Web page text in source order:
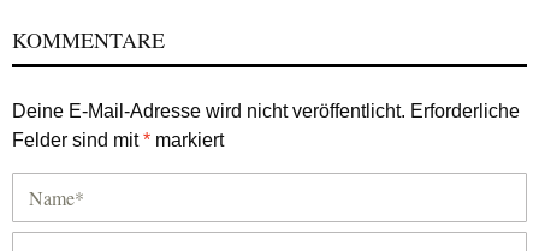
KOMMENTARE
Deine E-Mail-Adresse wird nicht veröffentlicht. Erforderliche
Felder sind mit* markiert